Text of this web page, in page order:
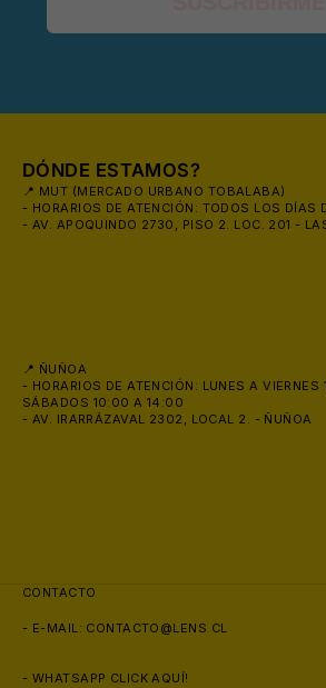
DÓNDE ESTAMOS?
📍 MUT (MERCADO URBANO TOBALABA)
- HORARIOS DE ATENCIÓN: TODOS LOS DÍAS
- AV. APOQUINDO 2730, PISO 2. LOC. 201 -
📍 ÑUÑOA
- HORARIOS DE ATENCIÓN: LUNES A
SÁBADOS 10:00 A 14:00
- AV. IRARRÁZAVAL 2302, LOCAL 2. - ÑUÑOA
CONTACTO
- E-MAIL: CONTACTO@LENS.CL
- WHATSAPP CLICK AQUÍ!